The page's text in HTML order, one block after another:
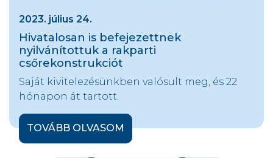
2023. július 24.
Hivatalosan is befejezettnek
nyilvánítottuk a rakparti
csőrekonstrukciót
Saját kivitelezésünkben valósult meg, és 22
hónapon át tartott.
TOVÁBB OLVASOM